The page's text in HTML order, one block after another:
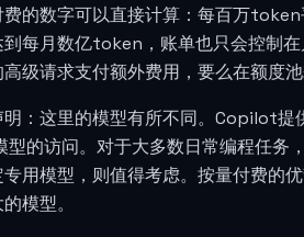
费的数字可以直接计算：每百万
每月数亿token，账单也只会控制
级请求支付额外费用，要么在额度池
明：这里的模型有所不同。Copilot提
型的访问。对于大多数日常编程任务
专用模型，则值得考虑。按量付费的
模型。